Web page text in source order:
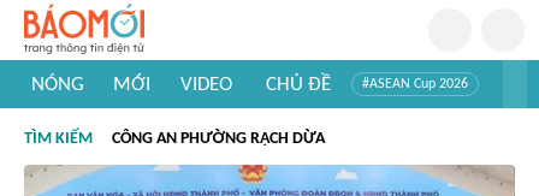
NÓNG MỚI VIDEO CHỦ ĐỀ #ASEAN Cup 2026
#Khám phá thế giới
TÌM KIẾM CÔNG AN PHƯỜNG RẠCH DỪA